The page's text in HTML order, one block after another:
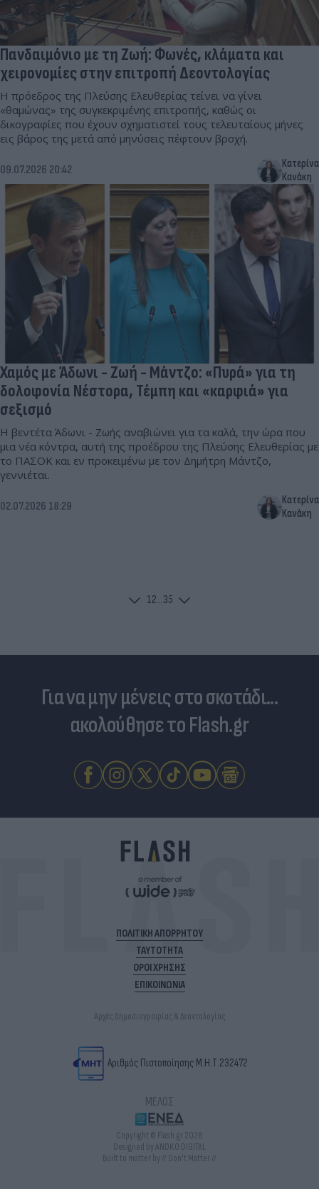
Πανδαιμόνιο με τη Ζωή: Φωνές, κλάματα και
χειρονομίες στην επιτροπή Δεοντολογίας
Η πρόεδρος της Πλεύσης Ελευθερίας τείνει να γίνει
«θαμώνας» της συγκεκριμένης επιτροπής, καθώς οι
δικογραφίες που έχουν σχηματιστεί τους τελευταίους μήνες
εις βάρος της μετά από μηνύσεις πέφτουν βροχή.
09.07.2026 20:42
Κατερίνα
Κανάκη
Χαμός με Άδωνι - Ζωή - Μάντζο: «Πυρά» για τη
δολοφονία Νέστορα, Τέμπη και «καρφιά» για
σεξισμό
Η βεντέτα Άδωνι - Ζωής αναβιώνει για τα καλά, την ώρα που
μια νέα κόντρα, αυτή της προέδρου της Πλεύσης Ελευθερίας με
το ΠΑΣΟΚ και εν προκειμένω με τον Δημήτρη Μάντζο,
γεννιέται.
02.07.2026 18:29
Κατερίνα
Κανάκη
12...35
Για να μην μένεις στο σκοτάδι...
ακολούθησε το Flash.gr
ΠΟΛΙΤΙΚΗ ΑΠΟΡΡΗΤΟΥ
ΤΑΥΤΟΤΗΤΑ
ΟΡΟΙ ΧΡΗΣΗΣ
ΕΠΙΚΟΙΝΩΝΙΑ
Αρχές Δημοσιογραφίας & Δεοντολογίας
Αριθμός Πιστοποίησης Μ.Η.Τ.232472
ΜΕΛΟΣ
Copyright © Flash.gr 2026
Designed by ANDKO DIGITAL
Built to matter by // Don't Matter //